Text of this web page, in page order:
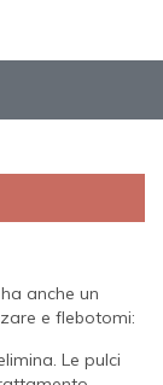
anche un
e flebotomi:
Le pulci